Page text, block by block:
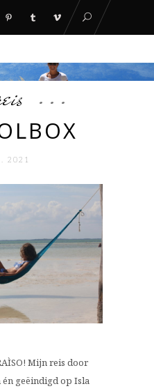
2021
Mijn reis door
geëindigd op Isla